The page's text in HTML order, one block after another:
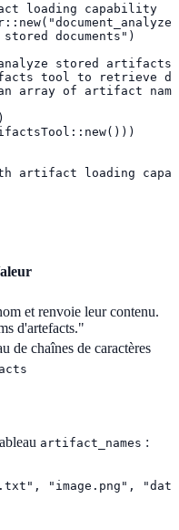
loading capability
documents")
stored
tool to retrieve
array of artifact
artifact loading
et renvoie leur contenu.
d'artefacts."
de chaînes de caractères
artifact_names :
"image.png",